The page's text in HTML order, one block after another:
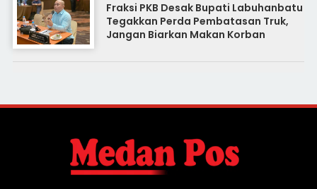
Fraksi PKB Desak Bupati Labuhanbatu
Tegakkan Perda Pembatasan Truk,
Jangan Biarkan Makan Korban